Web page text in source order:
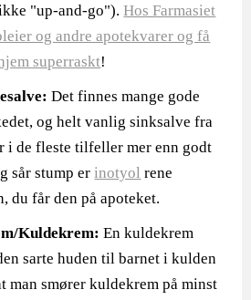
"up-and-go").Hos Farmasiet
og andre apotekvarer og få
superraskt!
Det finnes mange gode
og helt vanlig sinksalve fra
i de fleste tilfeller mer enn godt
sår stump erinotyol rene
du får den på apoteket.
Kuldekrem:En kuldekrem
sarte huden til barnet i kulden
man smører kuldekrem på minst